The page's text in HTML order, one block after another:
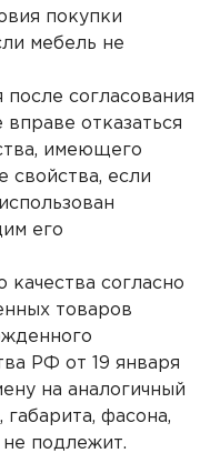
покупки
мебель не
согласования
отказаться
имеющего
свойства, если
его
согласно
товаров
РФ от 19 января
на аналогичный
фасона,
подлежит.